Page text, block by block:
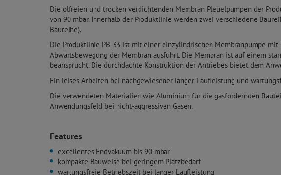
Die ölfreien und trocken verdichtenden Membran Pleuelpumpen der
von 90 mbar. Innerhalb der Produktlinie werden zwei verschiedene
Baureihe).
Die Produktlinie PB-33 ist mit einer einzylindrischen Membranpumpe
Abwärtsbewegung der Membran ausführt. Die Membran ist auf einem
beansprucht. Die durchdachte Konstruktion der Antriebes bietet dem
Ein leises Arbeiten bei nachgewiesener langer Laufleistung und
Die verwendeten Materialien wie Aluminium für die gasfördernden
Anwendungsfeld bei nicht-aggressiven Gasen.
Features
excellentes Endvakuum bis 90 mbar
kompakte Bauweise bei geringem Platzbedarf
wartungsfreie Betriebszeit bei langer Laufleistung